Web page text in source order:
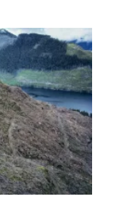
al movimiento
pinterest
de envíos